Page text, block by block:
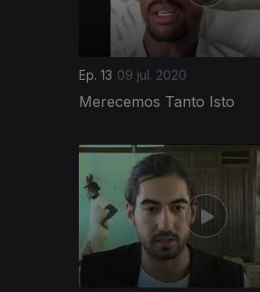
Ep. 13 09 jul. 2020
Merecemos Tanto Isto